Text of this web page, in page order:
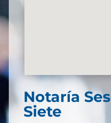
Notaría
Siete